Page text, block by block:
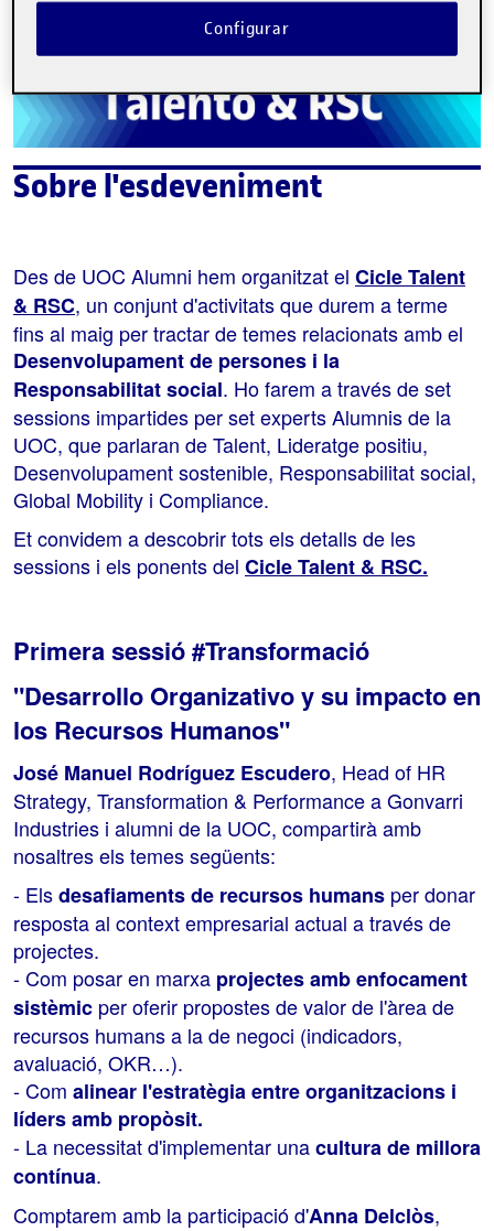
Sobre l'esdeveniment
Des de UOC Alumni hem organitzat el Cicle Talent
& RSC, un conjunt d'activitats que durem a terme
fins al maig per tractar de temes relacionats amb el
Desenvolupament de persones i la
Responsabilitat social. Ho farem a través de set
sessions impartides per set experts Alumnis de la
UOC, que parlaran de Talent, Lideratge positiu,
Desenvolupament sostenible, Responsabilitat social,
Global Mobility i Compliance.
Et convidem a descobrir tots els detalls de les
sessions i els ponents del Cicle Talent & RSC.
Primera sessió #Transformació
"Desarrollo Organizativo y su impacto en
los Recursos Humanos"
José Manuel Rodríguez Escudero, Head of HR
Strategy, Transformation & Performance a Gonvarri
Industries i alumni de la UOC, compartirà amb
nosaltres els temes següents:
- Elsdesafiaments de recursos humans per donar
resposta al context empresarial actual a través de
projectes.
- Com posar en marxa projectes amb enfocament
sistèmic per oferir propostes de valor de l'àrea de
recursos humans a la de negoci (indicadors,
avaluació, OKR…).
- Com alinear l'estratègia entre organitzacions i
líders amb propòsit.
- La necessitat d'implementar unacultura de millora
contínua.
Comptarem amb la participació d'Anna Delclòs,
Configurar